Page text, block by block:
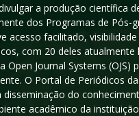
a produção científica
dos Programas de Pós-
acesso facilitado,
com 20 deles atualmente
Journal Systems (OJS)
O Portal de Periódicos
disseminação do
acadêmico da